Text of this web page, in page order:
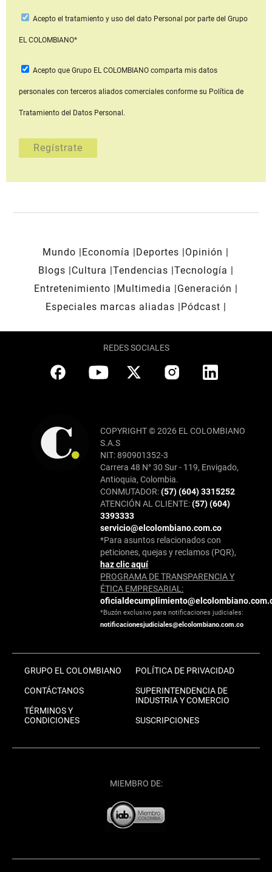
Acepto el tratamiento y uso del dato Personal por parte del Grupo
EL COLOMBIANO*
Acepto que Grupo EL COLOMBIANOcomparta mis datos
personales con terceros aliados comerciales conforme su Política de
Tratamiento del Datos Personal.
Mundo Economía Deportes
Opinión
Blogs
Cultura Tendencias Tecnología
Entretenimiento
Multimedia
Generación
Especiales marcas aliadas
Pódcast
REDES SOCIALES
COPYRIGHT © 2026 EL COLOMBIANO
S.A.S
NIT: 890901352-3
Carrera 48 N° 30 Sur - 119, Envigado,
Antioquia, Colombia.
CONMUTADOR:(57) (604) 3315252
ATENCIÓN AL CLIENTE:(57) (604)
3393333
servicio@elcolombiano.com.co
*Para asuntos relacionados con
peticiones, quejas y reclamos (PQR),
haz clic aquí
PROGRAMA DE TRANSPARENCIA Y
ÉTICA EMPRESARIAL:
*Buzón exclusivo para notificaciones judiciales:
notificacionesjudiciales@elcolombiano.com.co
GRUPO EL COLOMBIANO
CONTÁCTANOS
TÉRMINOS Y
CONDICIONES
POLÍTICA DE PRIVACIDAD
SUPERINTENDENCIA DE
INDUSTRIA Y COMERCIO
SUSCRIPCIONES
MIEMBRO DE: